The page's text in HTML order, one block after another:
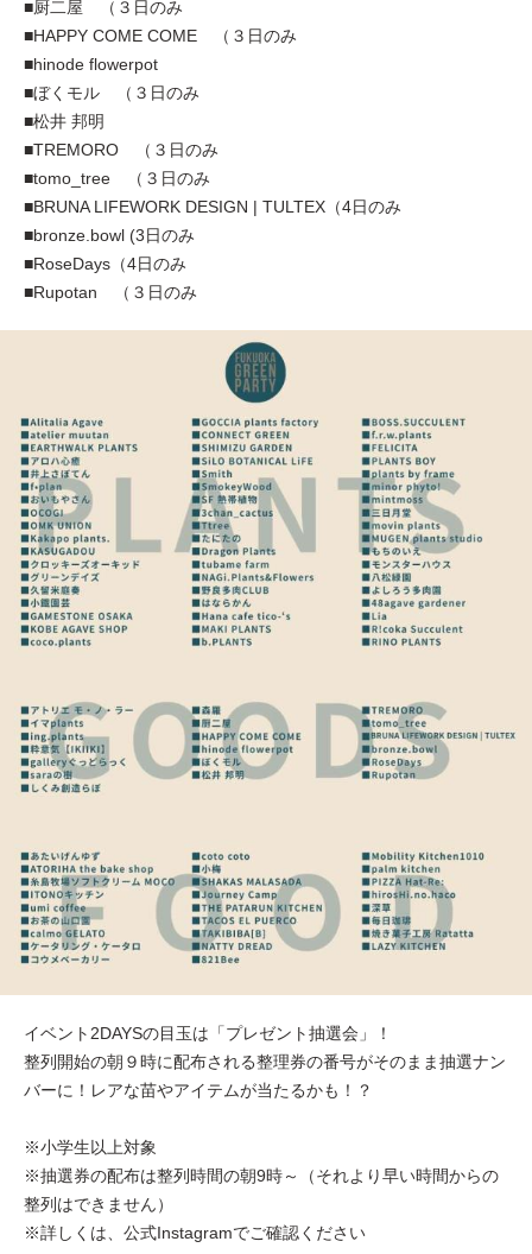
■厨二屋 （３日のみ
■HAPPY COME COME （３日のみ
■hinode flowerpot
■ぼくモル （３日のみ
■松井 邦明
■TREMORO （３日のみ
■tomo_tree （３日のみ
■BRUNA LIFEWORK DESIGN | TULTEX（4日のみ
■bronze.bowl (3日のみ
■RoseDays（4日のみ
■Rupotan （３日のみ
イベント2DAYSの目玉は「プレゼント抽選会」！
整列開始の朝９時に配布される整理券の番号がそのまま抽選ナン
バーに！レアな苗やアイテムが当たるかも！？
※小学生以上対象
※抽選券の配布は整列時間の朝9時～（それより早い時間からの
整列はできません）
※詳しくは、公式Instagramでご確認ください